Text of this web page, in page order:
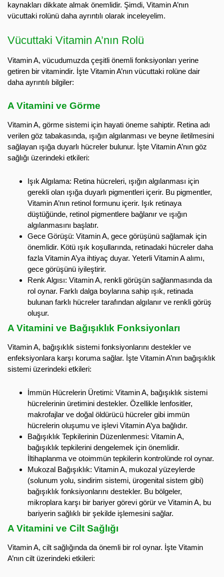
kaynakları dikkate almak önemlidir. Şimdi, Vitamin A’nın
vücuttaki rolünü daha ayrıntılı olarak inceleyelim.
Vücuttaki Vitamin A’nın Rolü
Vitamin A, vücudumuzda çeşitli önemli fonksiyonları yerine
getiren bir vitamindir. İşte Vitamin A’nın vücuttaki rolüne dair
daha ayrıntılı bilgiler:
A Vitamini ve Görme
Vitamin A, görme sistemi için hayati öneme sahiptir. Retina adı
verilen göz tabakasında, ışığın algılanması ve beyne iletilmesini
sağlayan ışığa duyarlı hücreler bulunur. İşte Vitamin A’nın göz
sağlığı üzerindeki etkileri:
Işık Algılama: Retina hücreleri, ışığın algılanması için
gerekli olan ışığa duyarlı pigmentleri içerir. Bu pigmentler,
Vitamin A’nın retinol formunu içerir. Işık retinaya
düştüğünde, retinol pigmentlere bağlanır ve ışığın
algılanmasını başlatır.
Gece Görüşü: Vitamin A, gece görüşünü sağlamak için
önemlidir. Kötü ışık koşullarında, retinadaki hücreler daha
fazla Vitamin A’ya ihtiyaç duyar. Yeterli Vitamin A alımı,
gece görüşünü iyileştirir.
Renk Algısı: Vitamin A, renkli görüşün sağlanmasında da
rol oynar. Farklı dalga boylarına sahip ışık, retinada
bulunan farklı hücreler tarafından algılanır ve renkli görüş
oluşur.
A Vitamini ve Bağışıklık Fonksiyonları
Vitamin A, bağışıklık sistemi fonksiyonlarını destekler ve
enfeksiyonlara karşı koruma sağlar. İşte Vitamin A’nın bağışıklık
sistemi üzerindeki etkileri:
İmmün Hücrelerin Üretimi: Vitamin A, bağışıklık sistemi
hücrelerinin üretimini destekler. Özellikle lenfositler,
makrofajlar ve doğal öldürücü hücreler gibi immün
hücrelerin oluşumu ve işlevi Vitamin A’ya bağlıdır.
Bağışıklık Tepkilerinin Düzenlenmesi: Vitamin A,
bağışıklık tepkilerini dengelemek için önemlidir.
İltihaplanma ve otoimmün tepkilerin kontrolünde rol oynar.
Mukozal Bağışıklık: Vitamin A, mukozal yüzeylerde
(solunum yolu, sindirim sistemi, ürogenital sistem gibi)
bağışıklık fonksiyonlarını destekler. Bu bölgeler,
mikroplara karşı bir bariyer görevi görür ve Vitamin A, bu
bariyerin sağlıklı bir şekilde işlemesini sağlar.
A Vitamini ve Cilt Sağlığı
Vitamin A, cilt sağlığında da önemli bir rol oynar. İşte Vitamin
A’nın cilt üzerindeki etkileri: